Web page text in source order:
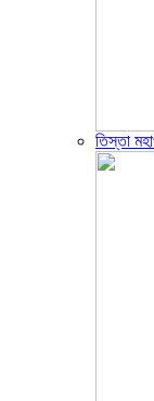
তিস্তা